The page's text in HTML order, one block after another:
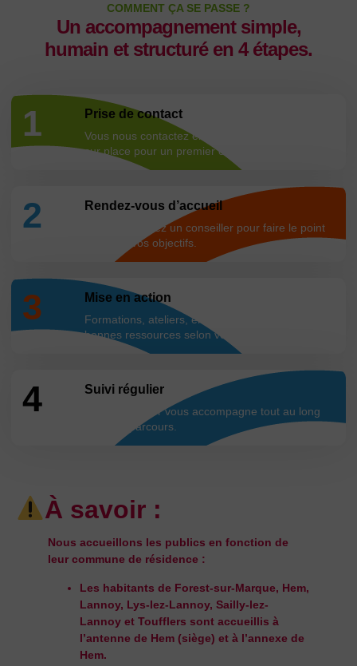
COMMENT ÇA SE PASSE ?
Un accompagnement simple,
humain et structuré en 4 étapes.
1 Prise de contact
Vous nous contactez en ligne, par téléphone ou
sur place pour un premier échange
2 Rendez-vous d’accueil
Vous rencontrez un conseiller pour faire le point
et définir vos objectifs.
3 Mise en action
Formations, ateliers, emploi… Nous activons les
bonnes ressources selon vos besoins.
4 Suivi régulier
Votre conseiller vous accompagne tout au long
de votre parcours.
À savoir :
Nous accueillons les publics en fonction de
leur commune de résidence :
Les habitants de Forest-sur-Marque, Hem,
Lannoy, Lys-lez-Lannoy, Sailly-lez-
Lannoy et Toufflers sont accueillis à
l’antenne de Hem (siège) et à l’annexe de
Hem.